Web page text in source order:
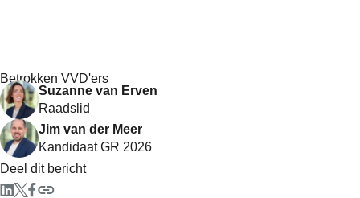
Betrokken VVD'ers
Suzanne van Erven
Raadslid
Jim van der Meer
Kandidaat GR 2026
Deel dit bericht